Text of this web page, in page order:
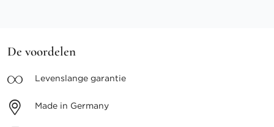
De voordelen
Levenslange garantie
Made in Germany